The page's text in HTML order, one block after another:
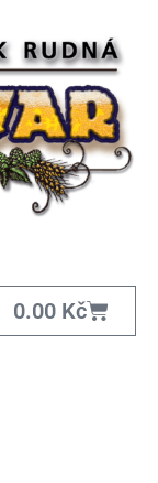
0.00 Kč